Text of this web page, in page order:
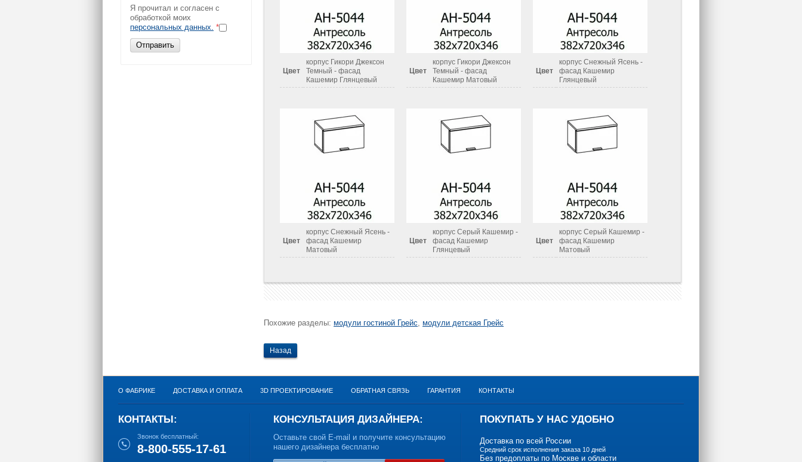
Цвет
корпус Гикори Джексон
Темный - фасад
Кашемир Глянцевый
Цвет
корпус Гикори Джексон
Темный - фасад
Кашемир Матовый
Цвет
корпус Снежный Ясень -
фасад Кашемир
Глянцевый
Цвет
корпус Снежный Ясень -
фасад Кашемир
Матовый
Цвет
корпус Серый Кашемир -
фасад Кашемир
Глянцевый
Цвет
корпус Серый Кашемир -
фасад Кашемир
Матовый
Похожие разделы: модули гостиной Грейс, модули детская Грейс
Назад
Я прочитал и согласен с
обработкой моих
персональных данных. *
Отправить
О ФАБРИКЕ ДОСТАВКА И ОПЛАТА 3D ПРОЕКТИРОВАНИЕ ОБРАТНАЯ СВЯЗЬ ГАРАНТИЯ КОНТАКТЫ
КОНТАКТЫ:
Звонок бесплатный:
8-800-555-17-61
КОНСУЛЬТАЦИЯ ДИЗАЙНЕРА:
Оставьте свой E-mail и получите консультацию
нашего дизайнера бесплатно
ПОКУПАТЬ У НАС УДОБНО
Доставка по всей России
Средний срок исполнения заказа 10 дней
Без предоплаты по Москве и области